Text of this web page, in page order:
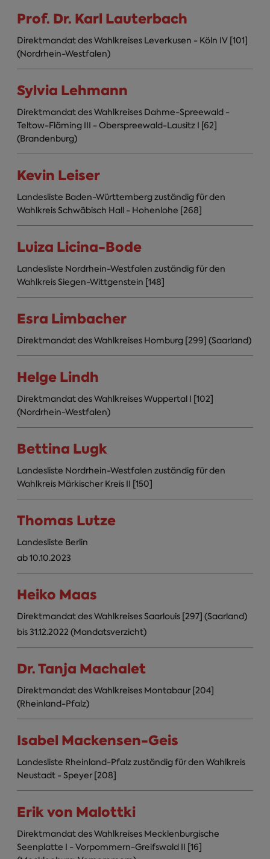
Prof. Dr. Karl Lauterbach
Direktmandat des Wahlkreises Leverkusen - Köln IV [101]
(Nordrhein-Westfalen)
Sylvia Lehmann
Direktmandat des Wahlkreises Dahme-Spreewald -
Teltow-Fläming III - Oberspreewald-Lausitz I [62]
(Brandenburg)
Kevin Leiser
Landesliste Baden-Württemberg zuständig für den
Wahlkreis Schwäbisch Hall - Hohenlohe [268]
Luiza Licina-Bode
Landesliste Nordrhein-Westfalen zuständig für den
Wahlkreis Siegen-Wittgenstein [148]
Esra Limbacher
Direktmandat des Wahlkreises Homburg [299] (Saarland)
Helge Lindh
Direktmandat des Wahlkreises Wuppertal I [102]
(Nordrhein-Westfalen)
Bettina Lugk
Landesliste Nordrhein-Westfalen zuständig für den
Wahlkreis Märkischer Kreis II [150]
Thomas Lutze
Landesliste Berlin
ab 10.10.2023
Heiko Maas
Direktmandat des Wahlkreises Saarlouis [297] (Saarland)
bis 31.12.2022 (Mandatsverzicht)
Dr. Tanja Machalet
Direktmandat des Wahlkreises Montabaur [204]
(Rheinland-Pfalz)
Isabel Mackensen-Geis
Landesliste Rheinland-Pfalz zuständig für den Wahlkreis
Neustadt - Speyer [208]
Erik von Malottki
Direktmandat des Wahlkreises Mecklenburgische
Seenplatte I - Vorpommern-Greifswald II [16]